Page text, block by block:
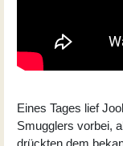
Eines Tages lief
Smugglers vorbei,
drückten dem